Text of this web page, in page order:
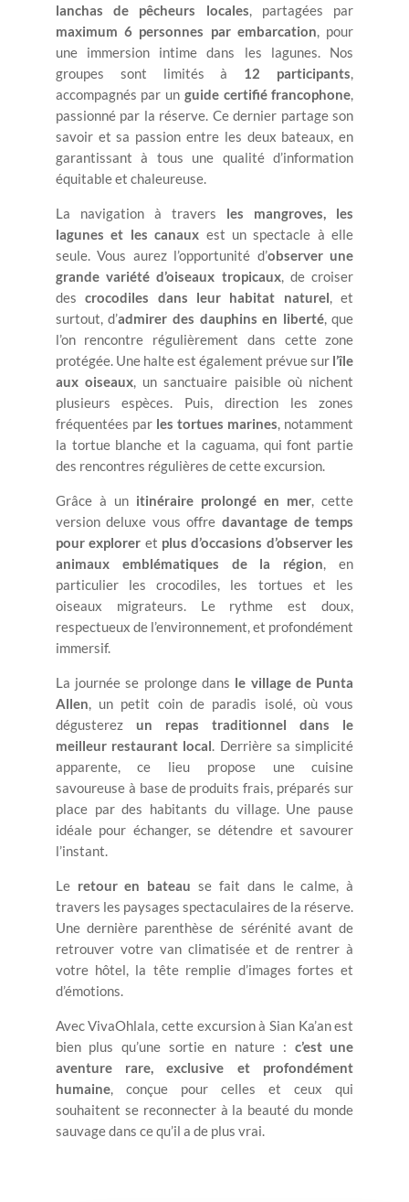
lanchas de pêcheurs locales , partagées par
maximum 6 personnes par embarcation , pour
une immersion intime dans les lagunes. Nos
groupes sont limités à 12 participants
accompagnés par un guide certifié francophone
passionné par la réserve. Ce dernier partage son
savoir et sa passion entre les deux bateaux, en
garantissant à tous une qualité d’information
équitable et chaleureuse.
La navigation à travers les mangroves, les
lagunes et les canaux est un spectacle à elle
seule. Vous aurez l’opportunité d’observer une
grande variété d’oiseaux tropicaux, de croiser
descrocodiles dans leur habitat naturel , et
surtout, d’admirer des dauphins en liberté, que
l’on rencontre régulièrement dans cette zone
protégée. Une halte est également prévue sur l’île
aux oiseaux , un sanctuaire paisible où nichent
plusieurs espèces. Puis, direction les zones
fréquentées par les tortues marines , notamment
la tortue blanche et la caguama, qui font partie
des rencontres régulières de cette excursion.
Grâce à un itinéraire prolongé en mer , cette
version deluxe vous offredavantage de temps
pour explorer et plus d’occasions d’observer les
animaux emblématiques de la région , en
particulier les crocodiles, les tortues et les
oiseaux migrateurs. Le rythme est doux,
respectueux de l’environnement, et profondément
immersif.
La journée se prolonge dans le village de Punta
Allen , un petit coin de paradis isolé, où vous
dégusterez un repas traditionnel dans le
meilleur restaurant local . Derrière sa simplicité
apparente, ce lieu propose une cuisine
savoureuse à base de produits frais, préparés sur
place par des habitants du village. Une pause
idéale pour échanger, se détendre et savourer
l’instant.
Le retour en bateau se fait dans le calme, à
travers les paysages spectaculaires de la réserve.
Une dernière parenthèse de sérénité avant de
retrouver votre van climatisée et de rentrer à
votre hôtel, la tête remplie d’images fortes et
d’émotions.
Avec VivaOhlala, cette excursion à Sian Ka’an est
bien plus qu’une sortie en nature : c’est une
aventure rare, exclusive et profondément
humaine, conçue pour celles et ceux qui
souhaitent se reconnecter à la beauté du monde
sauvage dans ce qu’il a de plus vrai.